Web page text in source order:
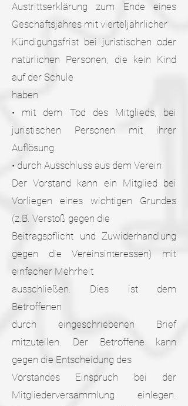
Austrittserklärung zum Ende eines
Geschäftsjahres mit vierteljährlicher
Kündigungsfrist bei juristischen oder
natürlichen Personen, die kein Kind
auf der Schule
haben
• mit dem Tod des Mitglieds, bei
juristischen Personen mit ihrer
Auflösung
• durch Ausschluss aus dem Verein
Der Vorstand kann ein Mitglied bei
Vorliegen eines wichtigen Grundes
(z.B. Verstoß gegen die
Beitragspflicht und Zuwiderhandlung
gegen die Vereinsinteressen) mit
einfacher Mehrheit
ausschließen. Dies ist dem
Betroffenen
durch eingeschriebenen Brief
mitzuteilen. Der Betroffene kann
gegen die Entscheidung des
Vorstandes Einspruch bei der
Mitgliederversammlung einlegen.